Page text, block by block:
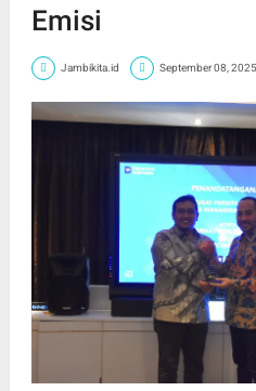
Emisi
Jambikita.id September 08, 2025